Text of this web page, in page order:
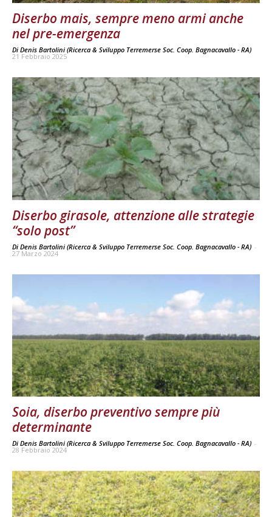
Diserbo mais, sempre meno armi anche
nel pre-emergenza
Di Denis Bartolini (Ricerca & Sviluppo Terremerse Soc. Coop. Bagnacavallo - RA)
21 Febbraio 2025
Diserbo girasole, attenzione alle strategie
“solo post”
Di Denis Bartolini (Ricerca & Sviluppo Terremerse Soc. Coop. Bagnacavallo - RA) -
27 Marzo 2024
Soia, diserbo preventivo sempre più
determinante
Di Denis Bartolini (Ricerca & Sviluppo Terremerse Soc. Coop. Bagnacavallo - RA) -
28 Febbraio 2024